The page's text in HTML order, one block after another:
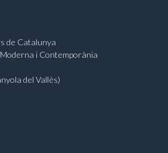
de Catalunya
i Contemporània
del Vallès)